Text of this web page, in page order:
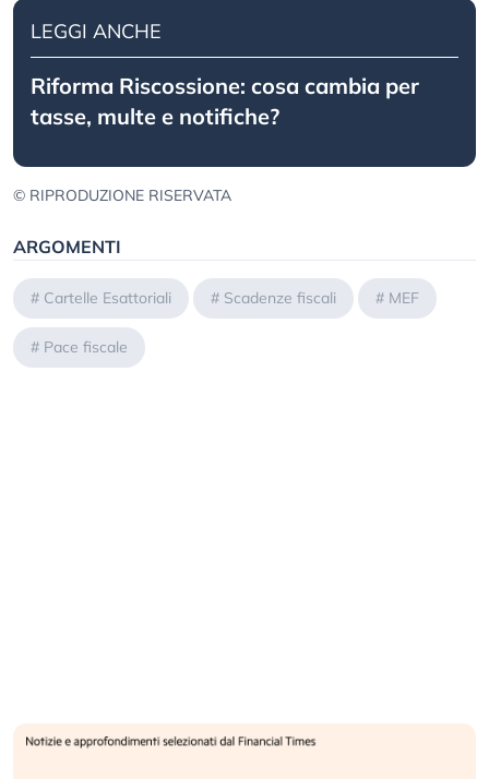
LEGGI ANCHE
Riforma Riscossione: cosa cambia per
tasse, multe e notifiche?
© RIPRODUZIONE RISERVATA
ARGOMENTI
# Cartelle Esattoriali # Scadenze fiscali # MEF
# Pace fiscale